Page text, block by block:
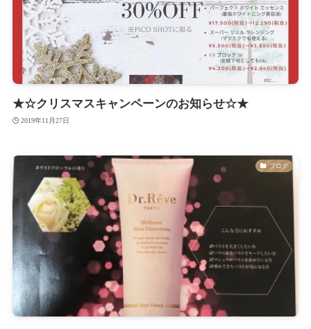
★☆クリスマスキャンペーンのお知らせ☆★
2019年11月27日
ブログ